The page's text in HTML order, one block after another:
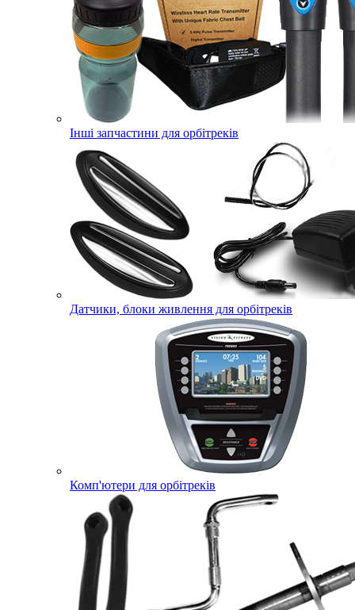
Інші запчастини для орбітреків
Датчики, блоки живлення для орбітреків
Комп'ютери для орбітреків